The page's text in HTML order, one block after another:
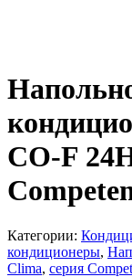
CO-F
Категории:
кондиционеры,
Clima, серия